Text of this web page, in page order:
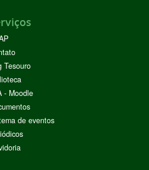
Tesouro
- Moodle
de eventos